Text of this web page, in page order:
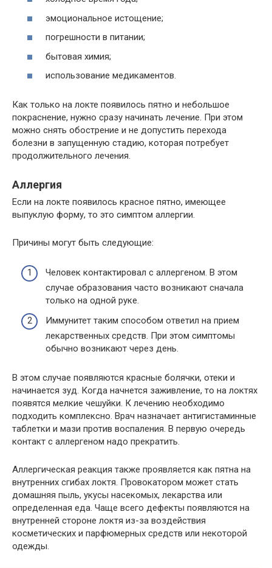
эмоциональное истощение;
погрешности в питании;
бытовая химия;
использование медикаментов.
Как только на локте появилось пятно и небольшое
покраснение, нужно сразу начинать лечение. При этом
можно снять обострение и не допустить перехода
болезни в запущенную стадию, которая потребует
продолжительного лечения.
Аллергия
Если на локте появилось красное пятно, имеющее
выпуклую форму, то это симптом аллергии.
Причины могут быть следующие:
Человек контактировал с аллергеном. В этом
случае образования часто возникают сначала
только на одной руке.
Иммунитет таким способом ответил на прием
лекарственных средств. При этом симптомы
обычно возникают через день.
В этом случае появляются красные болячки, отеки и
начинается зуд. Когда начнется заживление, то на локтях
появятся мелкие чешуйки. К лечению необходимо
подходить комплексно. Врач назначает антигистаминные
таблетки и мази против воспаления. В первую очередь
контакт с аллергеном надо прекратить.
Аллергическая реакция также проявляется как пятна на
внутренних сгибах локтя. Провокатором может стать
домашняя пыль, укусы насекомых, лекарства или
определенная еда. Чаще всего дефекты появляются на
внутренней стороне локтя из-за воздействия
косметических и парфюмерных средств или некоторой
одежды.